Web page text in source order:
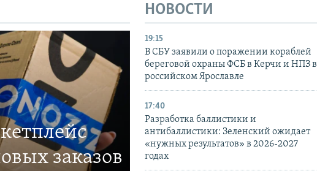
заказов
НОВОСТИ
19:15
В СБУ заявили о поражении кораблей
береговой охраны ФСБ в Керчи и НПЗ в
российском Ярославле
17:40
Разработка баллистики и
антибаллистики: Зеленский ожидает
«нужных результатов» в 2026-2027
годах